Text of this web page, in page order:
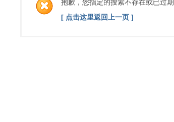
抱歉，您指定的搜索不存在或已过期
[ 点击这里返回上一页 ]